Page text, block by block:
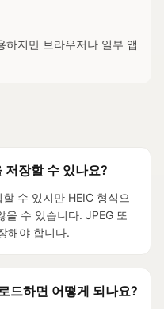
지만 브라우저나 일부 앱
장할 수 있나요?
수 있지만 HEIC 형식으
을 수 있습니다. JPEG 또
해야 합니다.
드하면 어떻게 되나요?